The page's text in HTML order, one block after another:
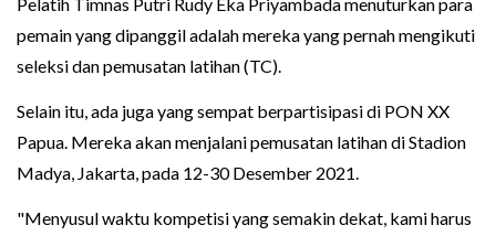
pemain yang dipanggil adalah mereka yang pernah mengikuti
seleksi dan pemusatan latihan (TC).
Selain itu, ada juga yang sempat berpartisipasi di PON XX
Papua. Mereka akan menjalani pemusatan latihan di Stadion
Madya, Jakarta, pada 12-30 Desember 2021.
"Menyusul waktu kompetisi yang semakin dekat, kami harus